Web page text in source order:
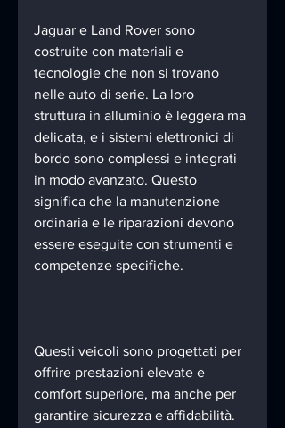
Jaguar e Land Rover sono
costruite con materiali e
tecnologie che non si trovano
nelle auto di serie. La loro
struttura in alluminio è leggera ma
delicata, e i sistemi elettronici di
bordo sono complessi e integrati
in modo avanzato. Questo
significa che la manutenzione
ordinaria e le riparazioni devono
essere eseguite con strumenti e
competenze specifiche.
Questi veicoli sono progettati per
offrire prestazioni elevate e
comfort superiore, ma anche per
garantire sicurezza e affidabilità.